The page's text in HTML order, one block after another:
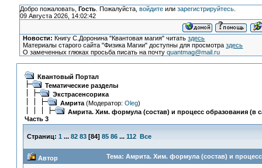
Добро пожаловать, Гость. Пожалуйста, войдитеили зарегистрируйтесь.
09 Августа 2026, 14:02:42
Новости: Книгу С.Доронина "Квантовая магия" читатьздесь
Материалы старого сайта "Физика Магии" доступны для просмотраздесь
О замеченных глюках просьба писать на почтуquantmag@mail.ru
Квантовый Портал
Тематические разделы
Экстрасенсорика
Амрита(Модератор: Oleg)
Амрита. Хим. формула (состав) и процесс образования (в
Часть 3
Страниц: 1 ... 82 83[84] 85 86 ... 112 Все
Автор Тема: Амрита. Хим. формула (состав) и